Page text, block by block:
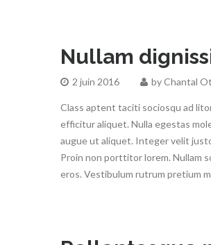
Nullam
2 juin 2016 byChantal
Class aptent taciti sociosqu ad
efficitur aliquet. Nulla egestas
augue ut aliquet. Integer velit
Proin non porttitor lorem. Nullam
eros. Vestibulum rutrum pretium